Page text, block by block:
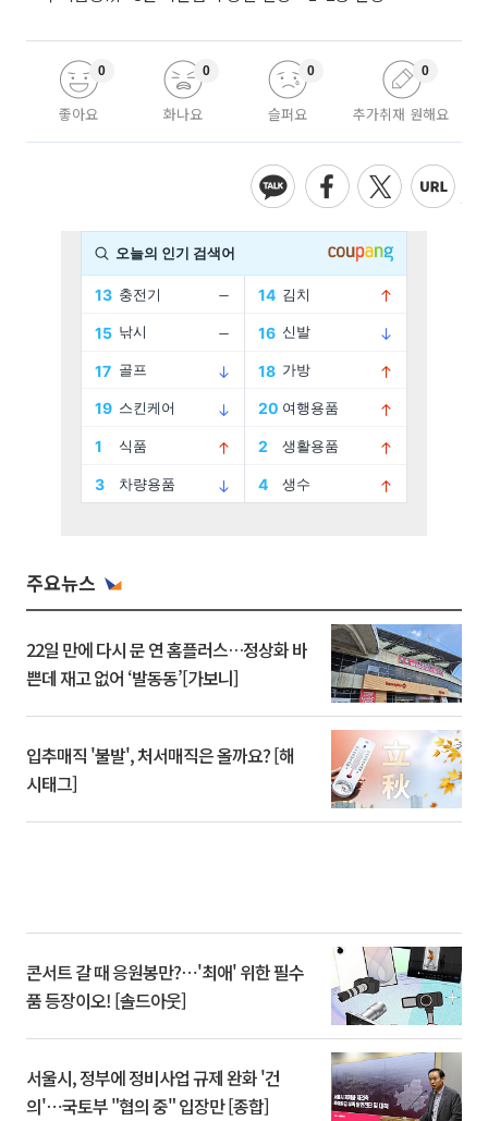
좋아요
0
화나요
0
슬퍼요
0
추가취재 원해요
0
주요뉴스
22일 만에 다시 문 연 홈플러스…정상화 바
쁜데 재고 없어 ‘발동동’[가보니]
입추매직 '불발', 처서매직은 올까요? [해
시태그]
콘서트 갈 때 응원봉만?⋯'최애' 위한 필수
품 등장이오! [솔드아웃]
서울시, 정부에 정비사업 규제 완화 '건
의'⋯국토부 "협의 중" 입장만 [종합]